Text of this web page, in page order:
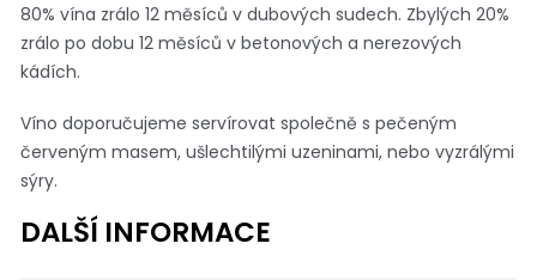
80% vína zrálo 12 měsíců v dubových sudech. Zbylých 20%
zrálo po dobu 12 měsíců v betonových a nerezových
kádích.
Víno doporučujeme servírovat společně s pečeným
červeným masem, ušlechtilými uzeninami, nebo vyzrálými
sýry.
DALŠÍ INFORMACE